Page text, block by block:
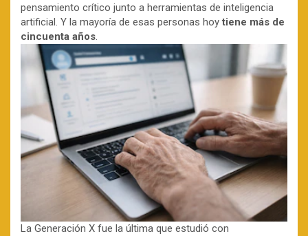
pensamiento crítico junto a herramientas de inteligencia
artificial. Y la mayoría de esas personas hoytiene más de
cincuenta años.
La Generación X fue la última que estudió con